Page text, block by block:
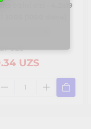
o'zini o'zi - 4.2x19
UZS
UZS